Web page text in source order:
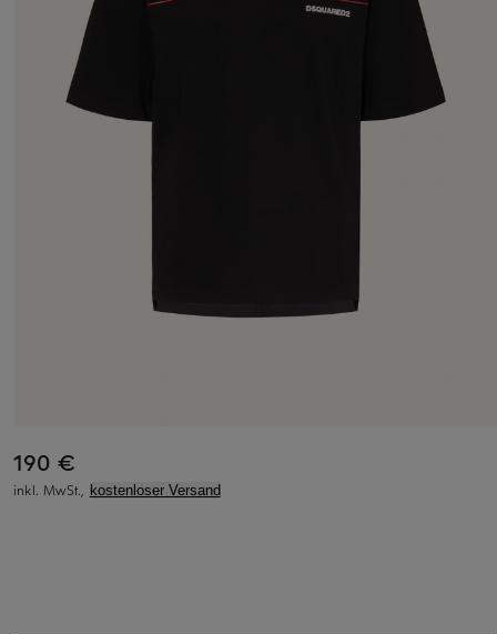
190 €
inkl. MwSt., kostenloser Versand